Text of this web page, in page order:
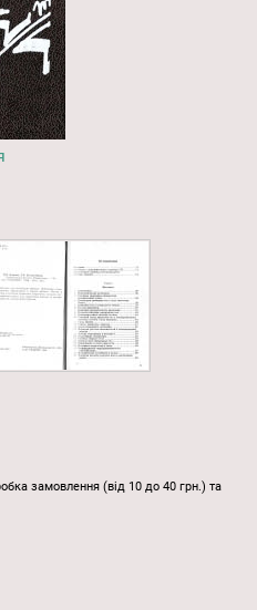
замовлення (від 10 до 40 грн.) та